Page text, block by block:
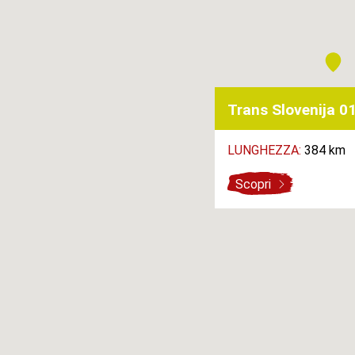
Trans Slovenija
LUNGHEZZA: 384 km
Scopri